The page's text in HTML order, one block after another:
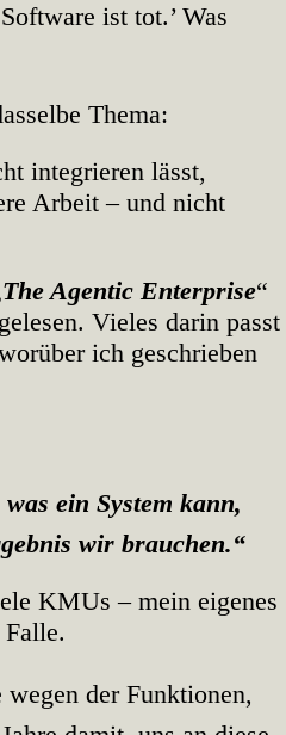
ist tot.’ Was
Thema:
integrieren lässt,
Arbeit – und nicht
The Agentic Enterprise“
gelesen. Vieles darin passt
ich geschrieben
ein System kann,
wir brauchen.“
KMUs – mein eigenes
der Funktionen,